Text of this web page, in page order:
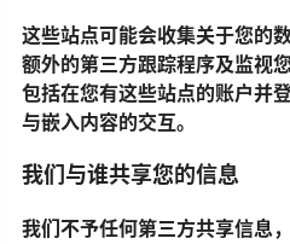
这些站点可能会收集关于您的
额外的第三方跟踪程序及监视
包括在您有这些站点的账户并
与嵌入内容的交互。
我们与谁共享您的信息
我们不予任何第三方共享信息